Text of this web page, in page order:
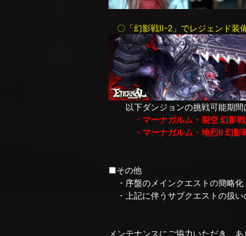
〇「幻影戦II-2」でレジェンド装
以下ダンジョンの挑戦可能期間
・マーナガルム・裂空 幻影戦
・マーナガルム・地烈II 幻影
■その他
・序盤のメインクエストの簡略化
・上記に伴うサブクエストの扱い
メンテナンスにご協力いただき、あ